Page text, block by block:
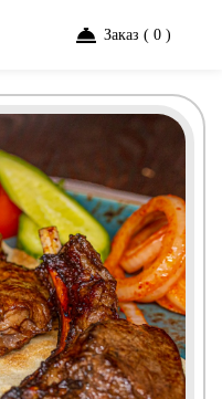
Заказ ( 0 )